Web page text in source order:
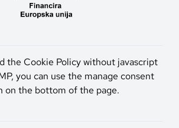
the Cookie Policy without javascript
you can use the manage consent
on the bottom of the page.